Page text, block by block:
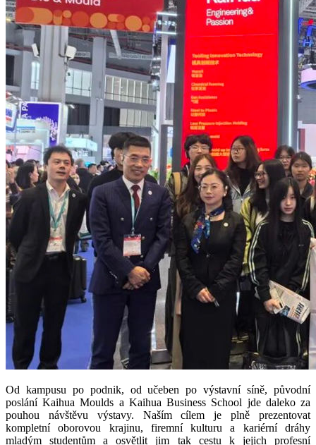
Od kampusu po podnik, od učeben po výstavní síně, původní
poslání Kaihua Moulds a Kaihua Business School jde daleko za
pouhou návštěvu výstavy. Naším cílem je plně prezentovat
kompletní oborovou krajinu, firemní kulturu a kariérní dráhy
mladým studentům a osvětlit jim tak cestu k jejich profesní